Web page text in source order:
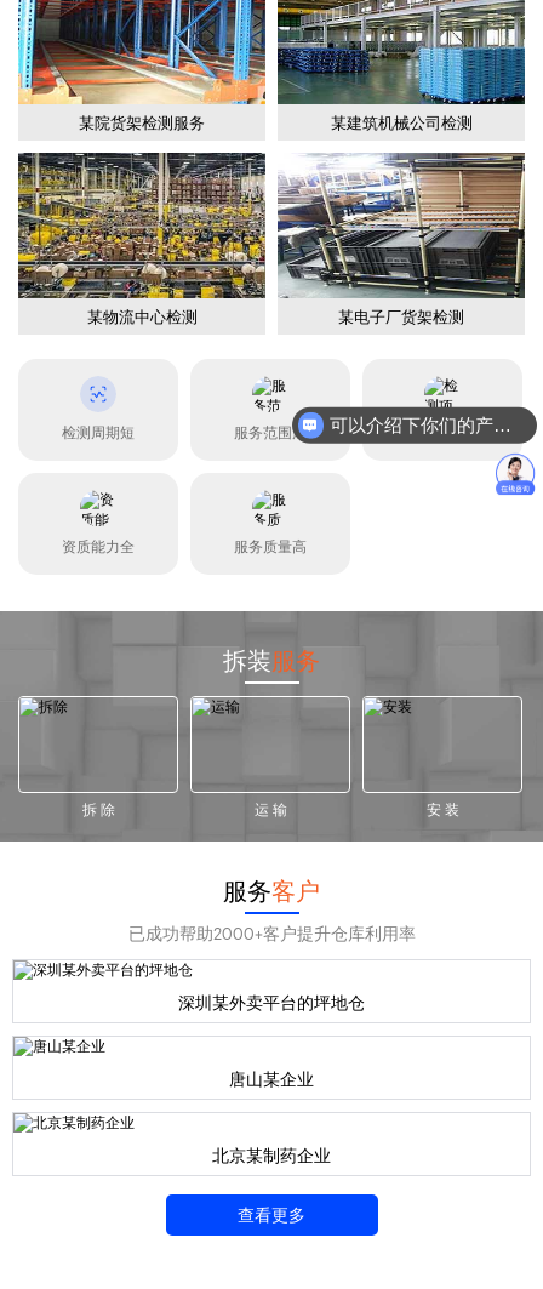
某院货架检测服务 某建筑机械公司检测
某物流中心检测 某电子厂货架检测
检测周期短 服务范围广 检测项目全
资质能力全 服务质量高
拆装服务
拆 除 运 输 安 装
服务客户
已成功帮助2000+客户提升仓库利用率
深圳某外卖平台的坪地仓
唐山某企业
北京某制药企业
查看更多
可以介绍下你们的产品么？